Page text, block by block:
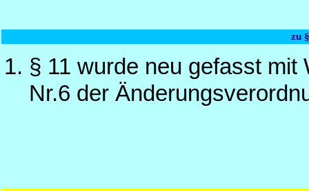
zu
§ 11 wurde neu gefasst mit
Nr.6 der